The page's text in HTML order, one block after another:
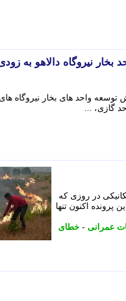
نیروگاه دالاهو به زودی
واحد های بخار نیروگاه
گازی، ...
در روزی که
اکنون تنها
عمرانی - خطای